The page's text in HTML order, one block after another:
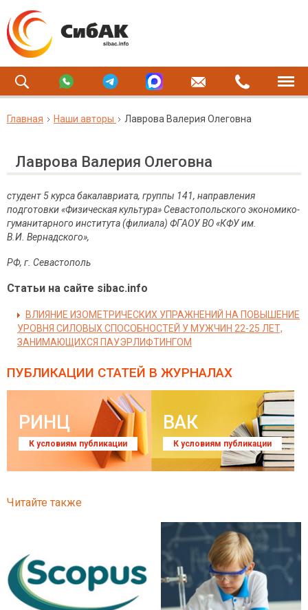
Главная Наши авторы Лаврова Валерия Олеговна
Лаврова Валерия Олеговна
студент 5 курса бакалавриата, группы 141, направления
подготовки «Физическая культура» Севастопольского экономико-
гуманитарного института (филиала) ФГАОУ ВО «КФУ им.
В.И. Вернадского»,
РФ, г. Севастополь
Статьи на сайте sibac.info
ВЛИЯНИЕ ИЗОМЕТРИЧЕСКИХ УПРАЖНЕНИЙ НА ПОВЫШЕНИЕ
УРОВНЯ СИЛОВЫХ СПОСОБНОСТЕЙ У МУЖЧИН 22-25 ЛЕТ,
ЗАНИМАЮЩИХСЯ ПАУЭРЛИФТИНГОМ
ПУБЛИКАЦИИ СТАТЕЙ В ЖУРНАЛАХ
РИНЦ
К условиям публикации
ВАК
К условиям публикации
Читайте также